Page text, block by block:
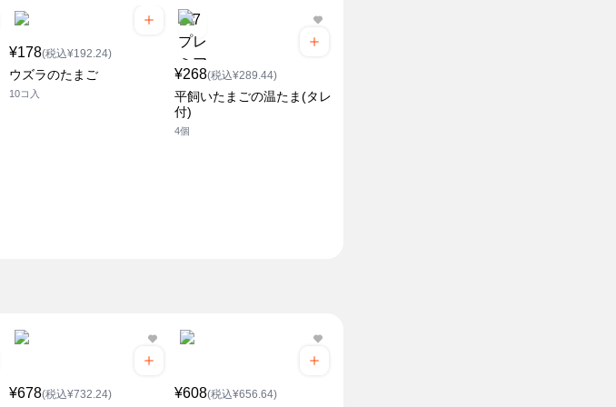
¥178(税込¥192.24)
ウズラのたまご
10コ入
¥268(税込¥289.44)
平飼いたまごの温たま(タレ
付)
4個
¥678(税込¥732.24) ¥608(税込¥656.64)